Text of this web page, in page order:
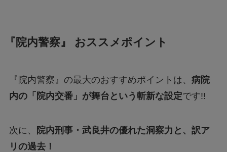
『院内警察』 おススメポイント
『院内警察』の最大のおすすめポイントは、 病院
内の「院内交番」が舞台という斬新な設定です!!
次に、
院内刑事・武良井の優れた洞察力と、訳ア
リの過去！